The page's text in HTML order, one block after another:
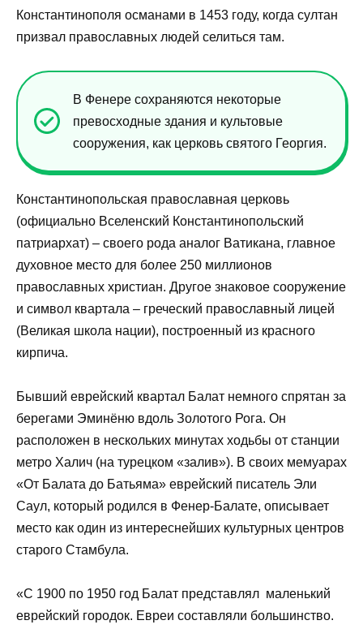
Константинополя османами в 1453 году, когда султан
призвал православных людей селиться там.
В Фенере сохраняются некоторые
превосходные здания и культовые
сооружения, как церковь святого Георгия.
Константинопольская православная церковь
(официально Вселенский Константинопольский
патриархат) – своего рода аналог Ватикана, главное
духовное место для более 250 миллионов
православных христиан. Другое знаковое сооружение
и символ квартала – греческий православный лицей
(Великая школа нации), построенный из красного
кирпича.
Бывший еврейский квартал Балат немного спрятан за
берегами Эминёню вдоль Золотого Рога. Он
расположен в нескольких минутах ходьбы от станции
метро Халич (на турецком «залив»). В своих мемуарах
«От Балата до Батьяма» еврейский писатель Эли
Саул, который родился в Фенер-Балате, описывает
место как один из интереснейших культурных центров
старого Стамбула.
«С 1900 по 1950 год Балат представлял маленький
еврейский городок. Евреи составляли большинство.